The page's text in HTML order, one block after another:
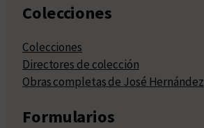
Colecciones
Colecciones
Directores de colección
Obras completas de José Hernández
Formularios